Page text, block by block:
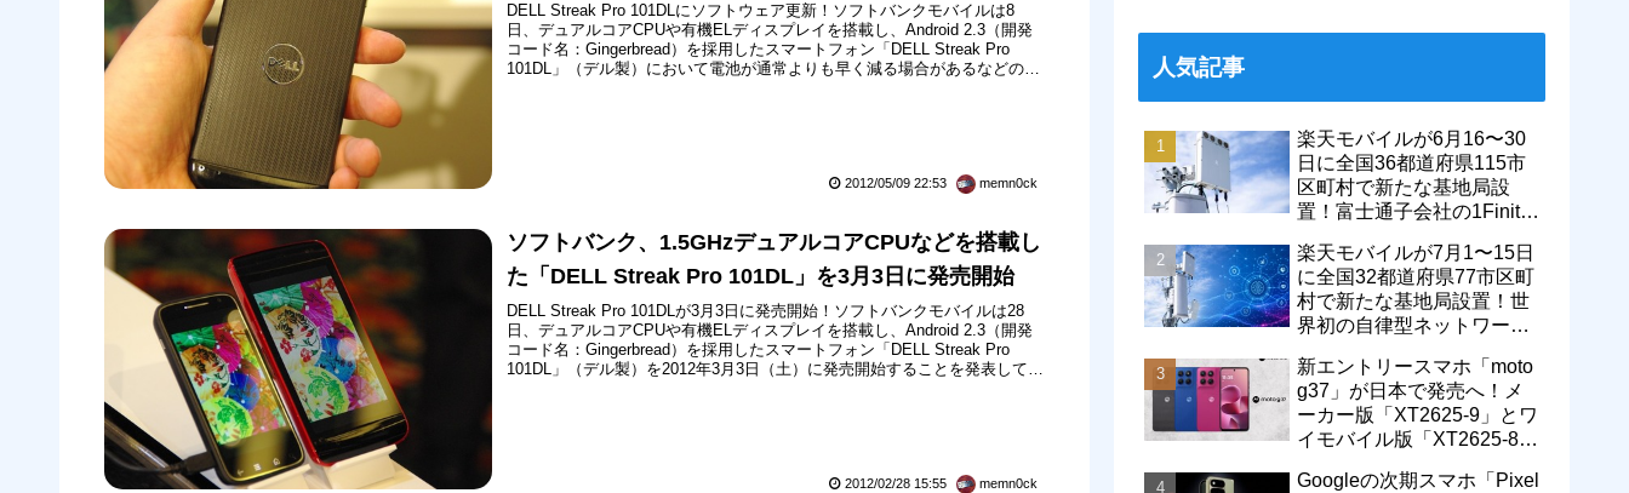
DELL Streak Pro 101DLにソフトウェア更新！ソフトバンクモバイルは8
日、デュアルコアCPUや有機ELディスプレイを搭載し、Android 2.3（開発
コード名：Gingerbread）を採用したスマートフォン「DELL Streak Pro
101DL」（デル製）において電池が通常よりも早く減る場合があるなどの不
2012/05/09 22:53 memn0ck
ソフトバンク、1.5GHzデュアルコアCPUなどを搭載し
た「DELL Streak Pro 101DL」を3月3日に発売開始
DELL Streak Pro 101DLが3月3日に発売開始！ソフトバンクモバイルは28
日、デュアルコアCPUや有機ELディスプレイを搭載し、Android 2.3（開発
コード名：Gingerbread）を採用したスマートフォン「DELL Streak Pro
101DL」（デル製）を2012年3月3日（土）に発売開始することを発表してい
2012/02/28 15:55 memn0ck
人気記事
楽天モバイルが6月16〜30
日に全国36都道府県115市
区町村で新たな基地局設
置！富士通子会社の1Finity
エリアが拡大
楽天モバイルが7月1〜15日
に全国32都道府県77市区町
村で新たな基地局設置！世
界初の自律型ネットワーク
通信品質も改善
新エントリースマホ「moto
g37」が日本で発売へ！メ
ーカー版「XT2625-9」とワ
イモバイル版「XT2625-8」
Googleの次期スマホ「Pixel